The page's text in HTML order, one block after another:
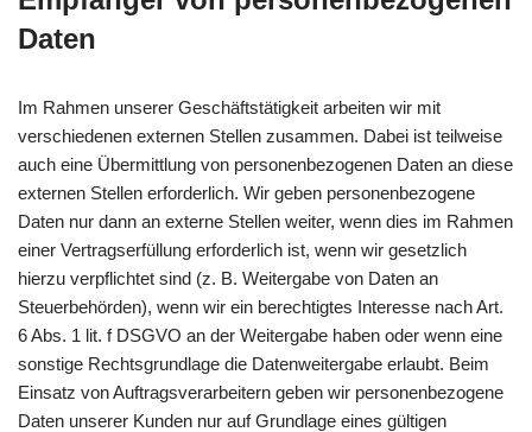
Daten
Im Rahmen unserer Geschäftstätigkeit arbeiten wir mit
verschiedenen externen Stellen zusammen. Dabei ist teilweise
auch eine Übermittlung von personenbezogenen Daten an diese
externen Stellen erforderlich. Wir geben personenbezogene
Daten nur dann an externe Stellen weiter, wenn dies im Rahmen
einer Vertragserfüllung erforderlich ist, wenn wir gesetzlich
hierzu verpflichtet sind (z. B. Weitergabe von Daten an
Steuerbehörden), wenn wir ein berechtigtes Interesse nach Art.
6 Abs. 1 lit. f DSGVO an der Weitergabe haben oder wenn eine
sonstige Rechtsgrundlage die Datenweitergabe erlaubt. Beim
Einsatz von Auftragsverarbeitern geben wir personenbezogene
Daten unserer Kunden nur auf Grundlage eines gültigen